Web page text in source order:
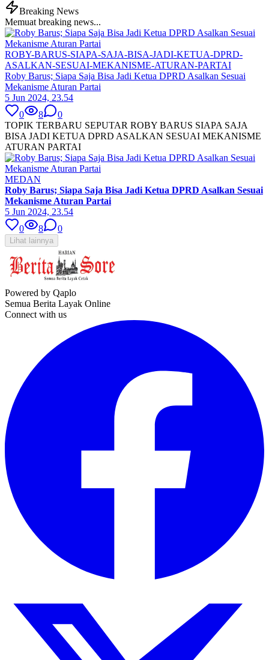
Breaking News
Memuat breaking news...
ROBY-BARUS-SIAPA-SAJA-BISA-JADI-KETUA-DPRD-
ASALKAN-SESUAI-MEKANISME-ATURAN-PARTAI
Roby Barus; Siapa Saja Bisa Jadi Ketua DPRD Asalkan Sesuai
Mekanisme Aturan Partai
5 Jun 2024, 23.54
0
8
0
TOPIK TERBARU SEPUTAR ROBY BARUS SIAPA SAJA
BISA JADI KETUA DPRD ASALKAN SESUAI MEKANISME
ATURAN PARTAI
MEDAN
Roby Barus; Siapa Saja Bisa Jadi Ketua DPRD Asalkan Sesuai
Mekanisme Aturan Partai
5 Jun 2024, 23.54
0
8 0
Lihat lainnya
Powered by Qaplo
Semua Berita Layak Online
Connect with us